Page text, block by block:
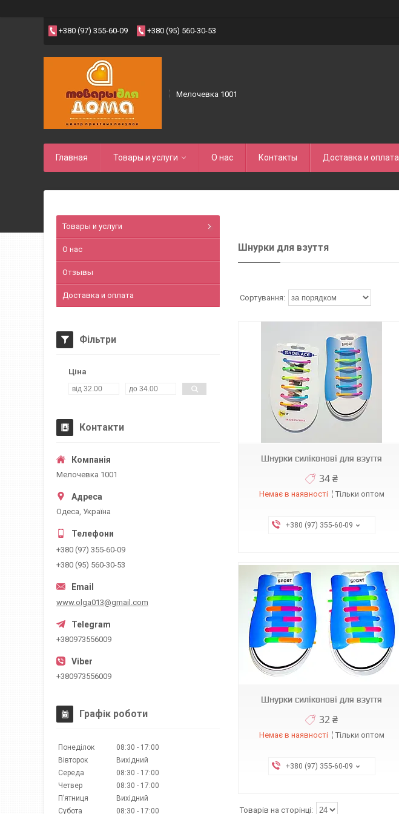
+380 (97) 355-60-09 +380 (95) 560-30-53
Мелочевка 1001
Главная Товары и услуги О нас Контакты Доставка и оплата
Шнурки для взуття
Шнурки силіконові для взуття
34 ₴
Немає в наявності Тільки оптом
+380 (97) 355-60-09
Шнурки силіконові для взуття
32 ₴
Немає в наявності Тільки оптом
+380 (97) 355-60-09
Товары и услуги
О нас
Отзывы
Доставка и оплата
Фільтри
Ціна
Контакти
Мелочевка 1001
Одеса, Україна
+380 (97) 355-60-09
+380 (95) 560-30-53
www.olga013@gmail.com
+380973556009
+380973556009
Графік роботи
Понеділок 08:30
17:00
Вівторок
Вихідний
Середа
08:30
17:00
Четвер
08:30
17:00
Пʼятниця
Вихідний
Субота
08:30 17:00